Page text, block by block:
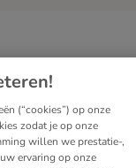
(“cookies”) op onze
zodat je op onze
willen we prestatie-,
ervaring op onze